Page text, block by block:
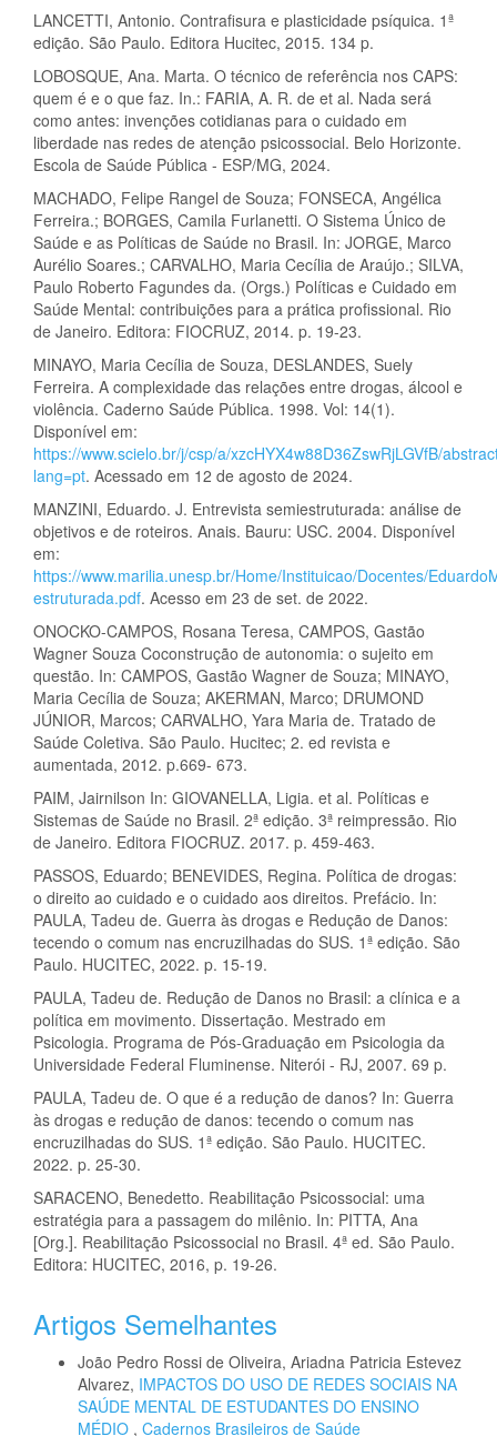
LANCETTI, Antonio. Contrafisura e plasticidade psíquica. 1ª
edição. São Paulo. Editora Hucitec, 2015. 134 p.
LOBOSQUE, Ana. Marta. O técnico de referência nos CAPS:
quem é e o que faz. In.: FARIA, A. R. de et al. Nada será
como antes: invenções cotidianas para o cuidado em
liberdade nas redes de atenção psicossocial. Belo Horizonte.
Escola de Saúde Pública - ESP/MG, 2024.
MACHADO, Felipe Rangel de Souza; FONSECA, Angélica
Ferreira.; BORGES, Camila Furlanetti. O Sistema Único de
Saúde e as Políticas de Saúde no Brasil. In: JORGE, Marco
Aurélio Soares.; CARVALHO, Maria Cecília de Araújo.; SILVA,
Paulo Roberto Fagundes da. (Orgs.) Políticas e Cuidado em
Saúde Mental: contribuições para a prática profissional. Rio
de Janeiro. Editora: FIOCRUZ, 2014. p. 19-23.
MINAYO, Maria Cecília de Souza, DESLANDES, Suely
Ferreira. A complexidade das relações entre drogas, álcool e
violência. Caderno Saúde Pública. 1998. Vol: 14(1).
Disponível em:
https://www.scielo.br/j/csp/a/xzcHYX4w88D36ZswRjLGVfB/
lang=pt. Acessado em 12 de agosto de 2024.
MANZINI, Eduardo. J. Entrevista semiestruturada: análise de
objetivos e de roteiros. Anais. Bauru: USC. 2004. Disponível
em:
https://www.marilia.unesp.br/Home/Instituicao/Docentes/
estruturada.pdf. Acesso em 23 de set. de 2022.
ONOCKO-CAMPOS, Rosana Teresa, CAMPOS, Gastão
Wagner Souza Coconstrução de autonomia: o sujeito em
questão. In: CAMPOS, Gastão Wagner de Souza; MINAYO,
Maria Cecília de Souza; AKERMAN, Marco; DRUMOND
JÚNIOR, Marcos; CARVALHO, Yara Maria de. Tratado de
Saúde Coletiva. São Paulo. Hucitec; 2. ed revista e
aumentada, 2012. p.669- 673.
PAIM, Jairnilson In: GIOVANELLA, Ligia. et al. Políticas e
Sistemas de Saúde no Brasil. 2ª edição. 3ª reimpressão. Rio
de Janeiro. Editora FIOCRUZ. 2017. p. 459-463.
PASSOS, Eduardo; BENEVIDES, Regina. Política de drogas:
o direito ao cuidado e o cuidado aos direitos. Prefácio. In:
PAULA, Tadeu de. Guerra às drogas e Redução de Danos:
tecendo o comum nas encruzilhadas do SUS. 1ª edição. São
Paulo. HUCITEC, 2022. p. 15-19.
PAULA, Tadeu de. Redução de Danos no Brasil: a clínica e a
política em movimento. Dissertação. Mestrado em
Psicologia. Programa de Pós-Graduação em Psicologia da
Universidade Federal Fluminense. Niterói - RJ, 2007. 69 p.
PAULA, Tadeu de. O que é a redução de danos? In: Guerra
às drogas e redução de danos: tecendo o comum nas
encruzilhadas do SUS. 1ª edição. São Paulo. HUCITEC.
2022. p. 25-30.
SARACENO, Benedetto. Reabilitação Psicossocial: uma
estratégia para a passagem do milênio. In: PITTA, Ana
[Org.]. Reabilitação Psicossocial no Brasil. 4ª ed. São Paulo.
Editora: HUCITEC, 2016, p. 19-26.
Artigos Semelhantes
João Pedro Rossi de Oliveira, Ariadna Patricia Estevez
Alvarez, IMPACTOS DO USO DE REDES SOCIAIS NA
SAÚDE MENTAL DE ESTUDANTES DO ENSINO
MÉDIO , Cadernos Brasileiros de Saúde